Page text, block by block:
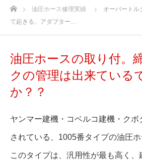
ホーム油圧ホース修理実績
オーバートル
て起きる、アダプター…
油圧ホースの取り付。
クの管理は出来ている
か？？
ヤンマー建機・コベルコ建機・クボ
されている、1005番タイプの油圧ホ
このタイプは、汎用性が最も高く、